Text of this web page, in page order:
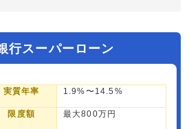
行スーパーローン
実質年率 1.9%〜14.5%
限度額 最大800万円